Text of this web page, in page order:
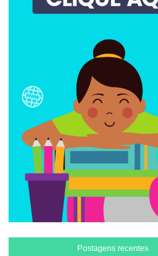
Postagens recentes